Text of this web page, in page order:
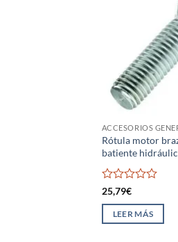
ACCESORIOS
Rótula motor
batiente
Valorado
de
25,79€
LEER MÁS